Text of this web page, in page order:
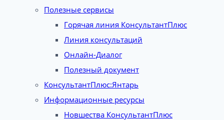
Полезные сервисы
Горячая линия КонсультантПлюс
Линия консультаций
Онлайн-Диалог
Полезный документ
КонсультантПлюс:Янтарь
Информационные ресурсы
Новшества КонсультантПлюс